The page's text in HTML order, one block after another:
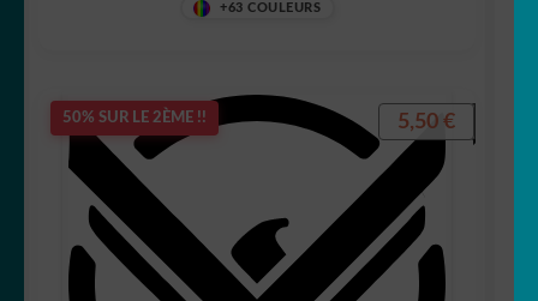
+63 COULEURS
50% SUR LE 2ÈME !! 5,50 €